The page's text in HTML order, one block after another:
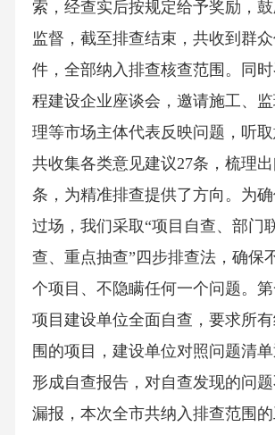
索，经查实后按规定给予奖励，
监督，截至排查结束，共收到群
件，全部纳入排查核查范围。同
程建设企业座谈会，邀请施工、
理等市场主体代表反映问题，听取
共收集各类意见建议27条，梳理
条，为精准排查提供了方向。为
过场，我们采取“项目自查、部门
查、重点抽查”四步排查法，确保
个项目、不隐瞒任何一个问题。
项目建设单位全面自查，要求所
围的项目，建设单位对照问题清单
形成自查报告，对自查发现的问
漏报，本次全市共纳入排查范围